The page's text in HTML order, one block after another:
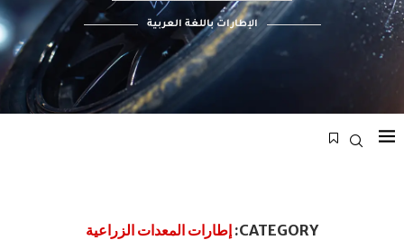
الإطارات باللغة العربية
CATEGORY: إطارات المعدات الزراعية